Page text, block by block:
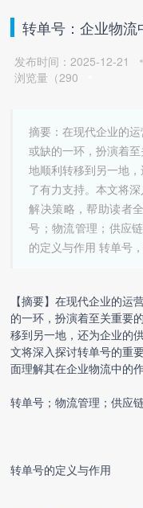
转单号：企业物流
发布时间：2025-12-21
浏览量（290
摘要：在现代企业的
或缺的一环，扮演着
地顺利转移到另一地
了有力支持。本文将
解决策略，帮助读者
号；物流管理；供应
的定义与作用 转单号
【摘要】在现代企业的运
的一环，扮演着至关重要
移到另一地，还为企业的
文将深入探讨转单号的重
面理解其在企业物流中的作
转单号；物流管理；供应
转单号的定义与作用